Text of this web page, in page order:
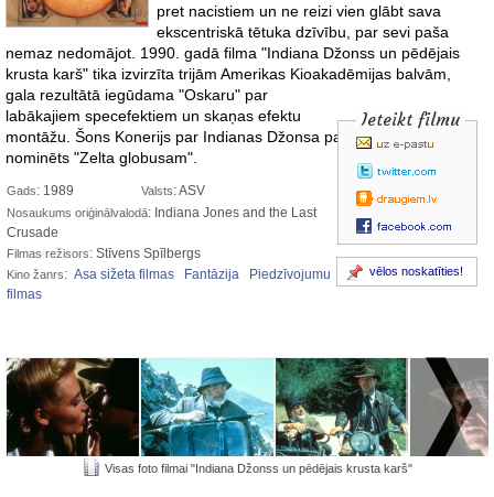
pret nacistiem un ne reizi vien glābt sava
ekscentriskā tētuka dzīvību, par sevi paša
nemaz nedomājot. 1990. gadā filma "Indiana Džonss un pēdējais
krusta karš" tika izvirzīta trijām Amerikas Kioakadēmijas balvām,
gala rezultātā iegūdama "Oskaru" par
labākajiem specefektiem un skaņas efektu
montāžu. Šons Konerijs par Indianas Džonsa papuča lomu tika
nominēts "Zelta globusam".
Ieteikt filmu
vēlos noskatīties!
Gads: 1989 Valsts: ASV
Nosaukums oriģinālvalodā: Indiana Jones and the Last
Crusade
Filmas režisors: Stīvens Spīlbergs
Kino žanrs: Asa sižeta filmas Fantāzija
Piedzīvojumu
filmas
Visas foto filmai "Indiana Džonss un pēdējais krusta karš"